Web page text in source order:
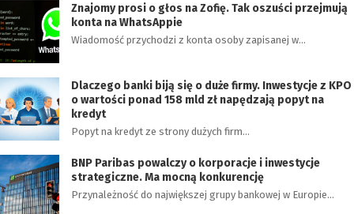
Znajomy prosi o głos na Zofię. Tak oszuści przejmują
konta na WhatsAppie
Wiadomość przychodzi z konta osoby zapisanej w…
Dlaczego banki biją się o duże firmy. Inwestycje z KPO
o wartości ponad 158 mld zł napędzają popyt na
kredyt
Popyt na kredyt ze strony dużych firm…
BNP Paribas powalczy o korporacje i inwestycje
strategiczne. Ma mocną konkurencję
Przynależność do największej grupy bankowej w Europie…